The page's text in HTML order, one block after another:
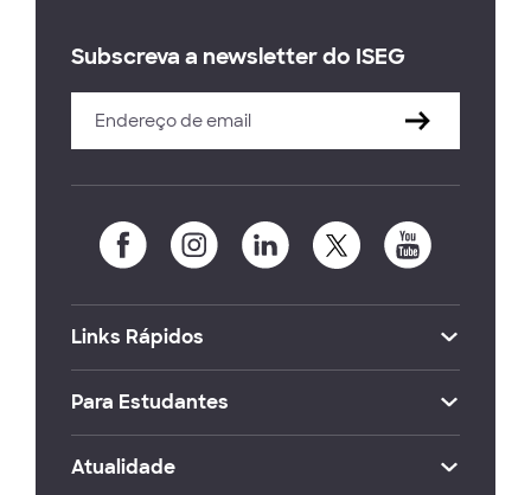
Subscreva a newsletter do ISEG
Links Rápidos
Para Estudantes
Atualidade